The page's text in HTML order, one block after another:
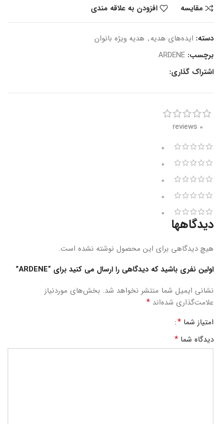
مقایسه
افزودن به علاقه مندی
دسته: ایده‌های هدیه, هدیه ویژه بانوان
برچسب: ARDENE
اشتراک گذاری:
0 reviews
0
0
0
0
0
دیدگاهها
هیچ دیدگاهی برای این محصول نوشته نشده است.
اولین نفری باشید که دیدگاهی را ارسال می کنید برای “ARDENE”
نشانی ایمیل شما منتشر نخواهد شد. بخش‌های موردنیاز
علامت‌گذاری شده‌اند *
امتیاز شما *
دیدگاه شما *